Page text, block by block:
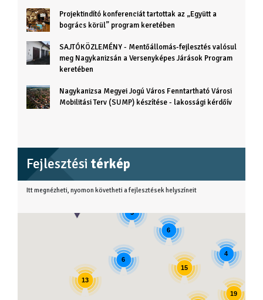
Projektindító konferenciát tartottak az „Együtt a
bogrács körül” program keretében
SAJTÓKÖZLEMÉNY - Mentőállomás-fejlesztés valósul
meg Nagykanizsán a Versenyképes Járások Program
keretében
Nagykanizsa Megyei Jogú Város Fenntartható Városi
Mobilitási Terv (SUMP) készítése - lakossági kérdőív
Fejlesztési térkép
Itt megnézheti, nyomon követheti a fejlesztések helyszíneit
19
6
13
15
4
6
3